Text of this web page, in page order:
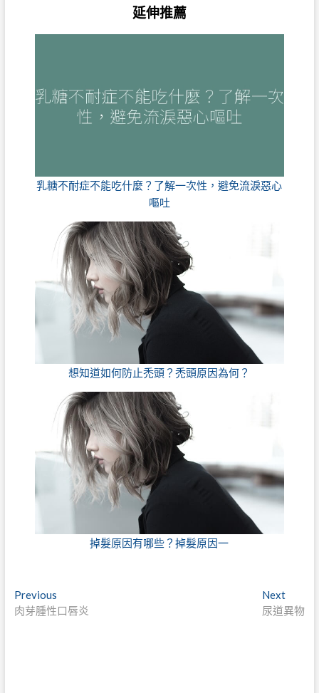
延伸推薦
乳糖不耐症不能吃什麼？了解一次性，避免流淚惡心
嘔吐
想知道如何防止禿頭？禿頭原因為何？
掉髮原因有哪些？掉髮原因一
文
章
PreviousPrevious
post:
肉芽腫性口唇炎
NextNext
post:
尿道異物